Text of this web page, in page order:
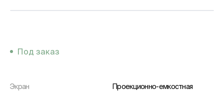
Под заказ
Экран
Проекционно-емкостная